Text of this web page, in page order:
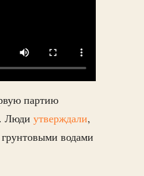
партию
Люди утверждали,
грунтовыми водами